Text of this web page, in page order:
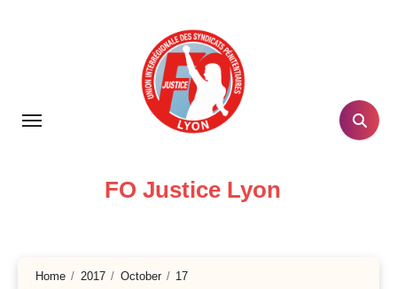
FO Justice Lyon
Home 2017 October
17